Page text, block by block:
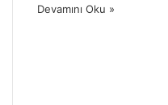
Devamını Oku »